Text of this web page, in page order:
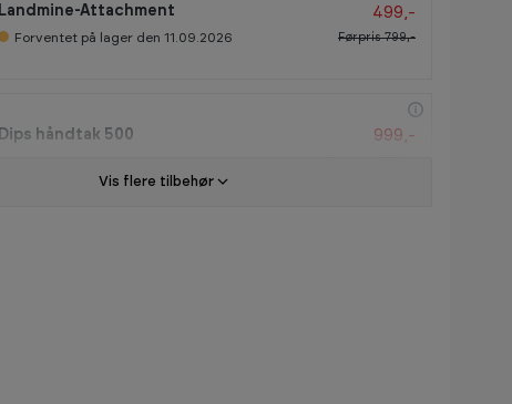
Landmine-Attachment
Forventet på lager den 11.09.2026
499,-
Førpris799,-
Dips håndtak 500 999,-
Vis flere tilbehør